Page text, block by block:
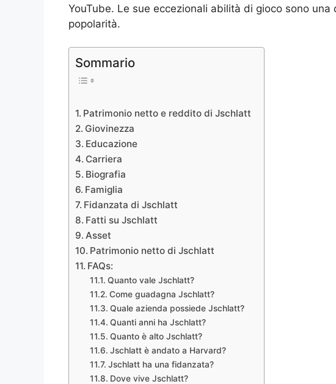
YouTube. Le sue eccezionali abilità di gioco sono
popolarità.
Sommario
Patrimonio netto e reddito di Jschlatt
Giovinezza
Educazione
Carriera
Biografia
Famiglia
Fidanzata di Jschlatt
Fatti su Jschlatt
Asset
Patrimonio netto di Jschlatt
FAQs:
Quanto vale Jschlatt?
Come guadagna Jschlatt?
Quale azienda possiede Jschlatt?
Quanti anni ha Jschlatt?
Quanto è alto Jschlatt?
Jschlatt è andato a Harvard?
Jschlatt ha una fidanzata?
Dove vive Jschlatt?